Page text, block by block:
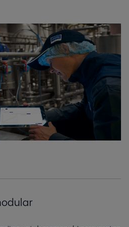
dan persaingan global
kimia anorganik saat ini. Keahlian dan
penghematan biaya, kepatuhan, dan